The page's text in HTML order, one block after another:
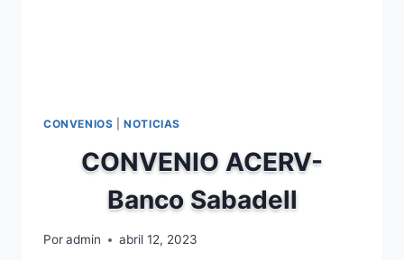
CONVENIOS |NOTICIAS
CONVENIO ACERV-
Banco Sabadell
Poradmin abril 12, 2023